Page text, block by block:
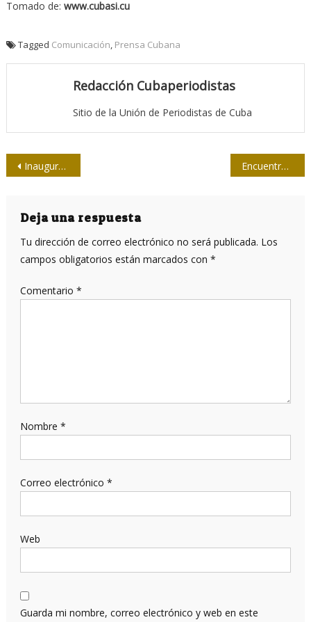
Tomado de: www.cubasi.cu
Tagged Comunicación, Prensa Cubana
Redacción Cubaperiodistas
Sitio de la Unión de Periodistas de Cuba
Navegación
entradas
Inaugurada Copa de Softbol 80 Aniversario de la CMKO Encuentro de Fidel con el Presidente de la Asociación de Comités Olímpicos Nacionales
Deja una respuesta
Tu dirección de correo electrónico no será publicada. Los
campos obligatorios están marcados con *
Comentario *
Nombre *
Correo electrónico *
Web
Guarda mi nombre, correo electrónico y web en este